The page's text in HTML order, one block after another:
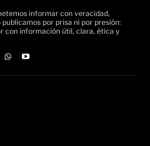
informar con veracidad,
por prisa ni por presión:
con información útil, clara, ética y